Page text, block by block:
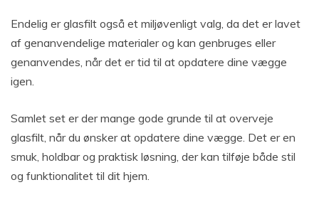
Endelig er glasfilt også et miljøvenligt valg, da det er lavet
af genanvendelige materialer og kan genbruges eller
genanvendes, når det er tid til at opdatere dine vægge
igen.
Samlet set er der mange gode grunde til at overveje
glasfilt, når du ønsker at opdatere dine vægge. Det er en
smuk, holdbar og praktisk løsning, der kan tilføje både stil
og funktionalitet til dit hjem.